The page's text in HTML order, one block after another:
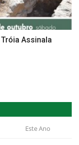
Assinala
Este Ano